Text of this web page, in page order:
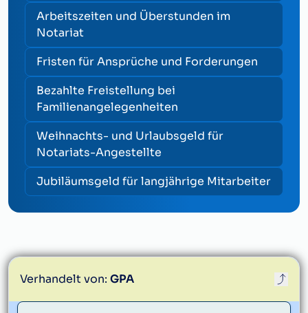
Arbeitszeiten und Überstunden im
Notariat
Fristen für Ansprüche und Forderungen
Bezahlte Freistellung bei
Familienangelegenheiten
Weihnachts- und Urlaubsgeld für
Notariats-Angestellte
Jubiläumsgeld für langjährige Mitarbeiter
Verhandelt von: GPA